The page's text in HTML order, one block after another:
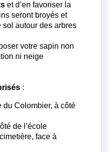
et d’en favoriser la
seront broyés et
sol autour des arbres
votre sapin non
ni neige
:
du Colombier, à côté
de l’école
face à